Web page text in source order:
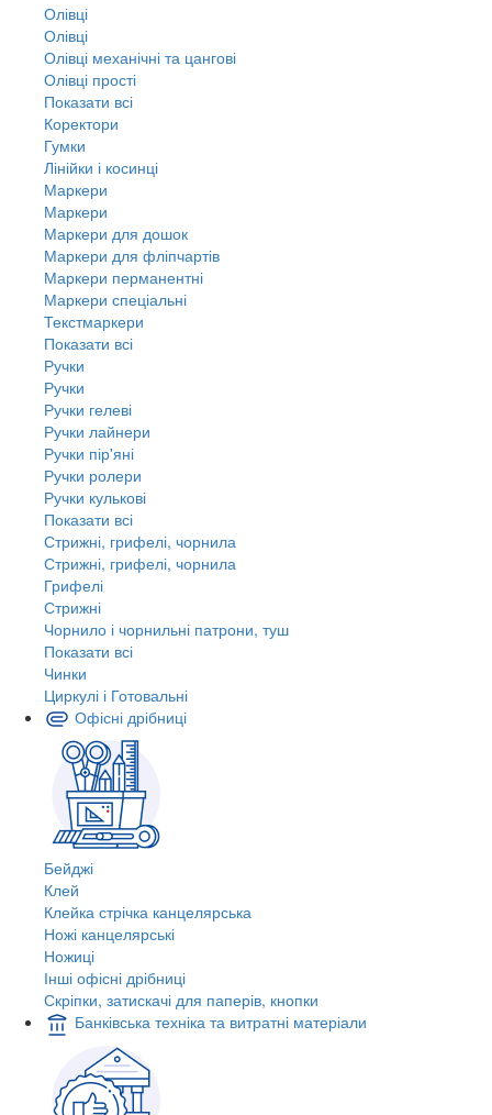
Олівці
Олівці
Олівці механічні та цангові
Олівці прості
Показати всі
Коректори
Гумки
Лінійки і косинці
Маркери
Маркери
Маркери для дошок
Маркери для фліпчартів
Маркери перманентні
Маркери спеціальні
Текстмаркери
Показати всі
Ручки
Ручки
Ручки гелеві
Ручки лайнери
Ручки пір'яні
Ручки ролери
Ручки кулькові
Показати всі
Стрижні, грифелі, чорнила
Стрижні, грифелі, чорнила
Грифелі
Стрижні
Чорнило і чорнильні патрони, туш
Показати всі
Чинки
Циркулі і Готовальні
Офісні дрібниці
Бейджі
Клей
Клейка стрічка канцелярська
Ножі канцелярські
Ножиці
Інші офісні дрібниці
Скріпки, затискачі для паперів, кнопки
Банківська техніка та витратні матеріали